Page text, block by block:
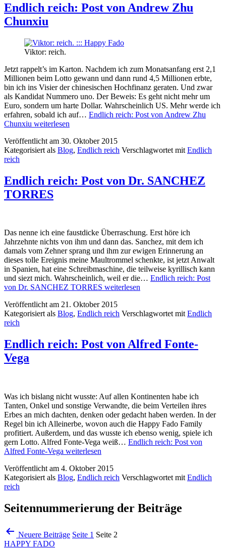
Endlich reich: Post von Andrew Zhu
Chunxiu
Viktor: reich.
Jetzt rappelt’s im Karton. Nachdem ich zum Monatsanfang erst 2,1
Millionen beim Lotto gewann und dann rund 4,5 Millionen erbte,
bin ich ins Visier der chinesischen Hochfinanz geraten. Und zwar
als Kandidat Nummero uno. Der Beweis: Es geht nicht mehr um
Euro, sondern um harte Dollar. Wahrscheinlich US. Mehr werde ich
erfahren, sobald ich auf… Endlich reich: Post von Andrew Zhu
Chunxiu weiterlesen
Veröffentlicht am 30. Oktober 2015
Kategorisiert als Blog, Endlich reich Verschlagwortet mit Endlich
reich
Endlich reich: Post von Dr. SANCHEZ
TORRES
Das nenne ich eine faustdicke Überraschung. Erst höre ich
Jahrzehnte nichts von ihm und dann das. Sanchez, mit dem ich
damals vom Zehner sprang und ihm zur ewigen Erinnerung an
dieses tolle Ereignis meine Maultrommel schenkte, ist jetzt Anwalt
in Spanien, hat eine Schreibmaschine, die teilweise kyrillisch kann
und siezt mich. Wahrscheinlich, weil er die… Endlich reich: Post
von Dr. SANCHEZ TORRES weiterlesen
Veröffentlicht am 21. Oktober 2015
Kategorisiert als Blog, Endlich reich Verschlagwortet mitEndlich
reich
Endlich reich: Post von Alfred Fonte-
Vega
Was ich bislang nicht wusste: Auf allen Kontinenten habe ich
Tanten, Onkel und sonstige Verwandte, die beim Verteilen ihres
Erbes an mich dachten, denken oder gedacht haben werden. In der
Regel bin ich Alleinerbe, wovon auch die Happy Fado Family
profitiert. Außerdem, und das wusste ich ebenso wenig, spiele ich
gern Lotto. Alfred Fonte-Vega weiß… Endlich reich: Post von
Alfred Fonte-Vega weiterlesen
Veröffentlicht am 4. Oktober 2015
Kategorisiert als Blog, Endlich reich Verschlagwortet mit Endlich
reich
Seitennummerierung der Beiträge
Neuere Beiträge Seite 1 Seite 2
HAPPY FADO